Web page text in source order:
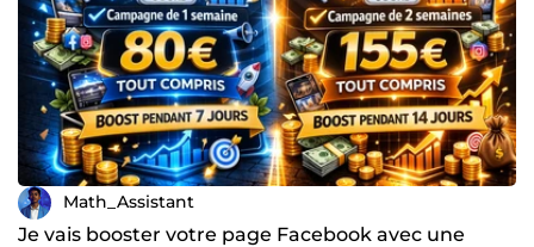
Math_Assistant
Je vais booster votre page Facebook avec une